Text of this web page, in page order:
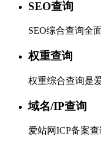
SEO查询
SEO综合查询全
权重查询
权重综合查询是
域名/IP查询
爱站网ICP备案